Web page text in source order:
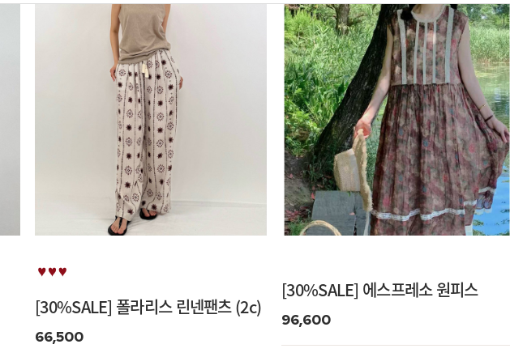
[30%SALE] 폴라리스 린넨팬츠 (2c)
66,500
BEST 04
[30%SALE] 에스프레소 원피스
96,600